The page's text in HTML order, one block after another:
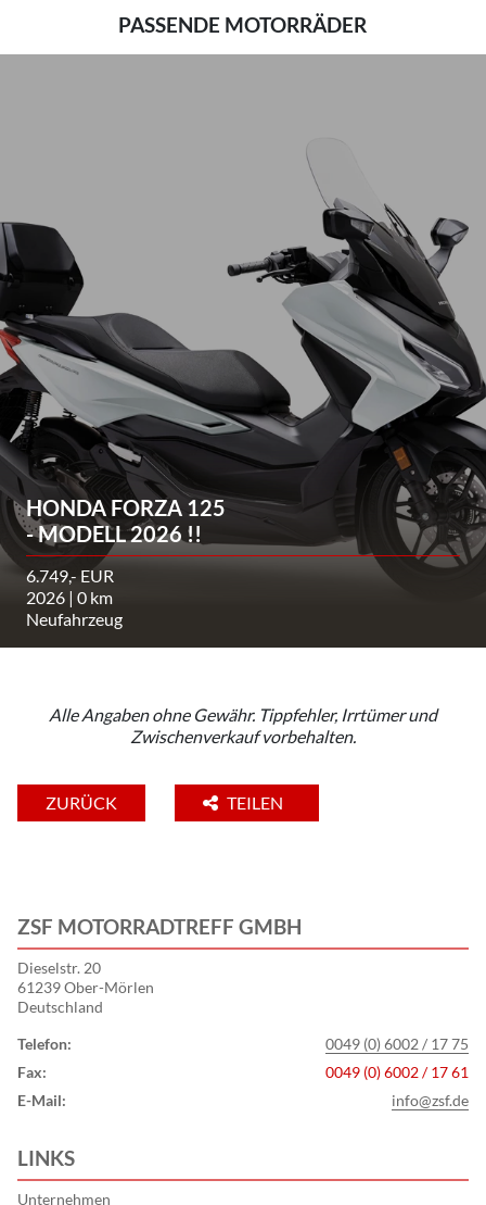
PASSENDE MOTORRÄDER
HONDA FORZA 125
- MODELL 2026 !!
6.749,- EUR
2026 | 0 km
Neufahrzeug
Alle Angaben ohne Gewähr. Tippfehler, Irrtümer und
Zwischenverkauf vorbehalten.
ZURÜCK TEILEN
ZSF MOTORRADTREFF GMBH
Dieselstr. 20
61239 Ober-Mörlen
Deutschland
Telefon:
0049 (0) 6002 / 17 75
Fax:
0049 (0) 6002 / 17 61
E-Mail:
info@zsf.de
LINKS
Unternehmen